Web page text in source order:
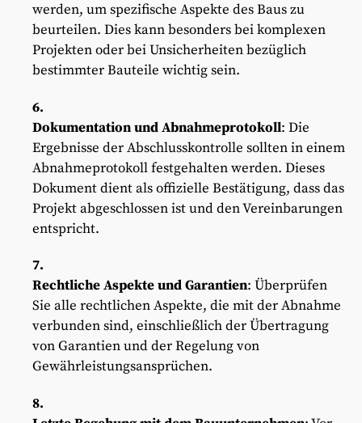
werden, um spezifische Aspekte des Baus zu
beurteilen. Dies kann besonders bei komplexen
Projekten oder bei Unsicherheiten bezüglich
bestimmter Bauteile wichtig sein.
Dokumentation und Abnahmeprotokoll: Die
Ergebnisse der Abschlusskontrolle sollten in einem
Abnahmeprotokoll festgehalten werden. Dieses
Dokument dient als offizielle Bestätigung, dass das
Projekt abgeschlossen ist und den Vereinbarungen
entspricht.
Rechtliche Aspekte und Garantien: Überprüfen
Sie alle rechtlichen Aspekte, die mit der Abnahme
verbunden sind, einschließlich der Übertragung
von Garantien und der Regelung von
Gewährleistungsansprüchen.